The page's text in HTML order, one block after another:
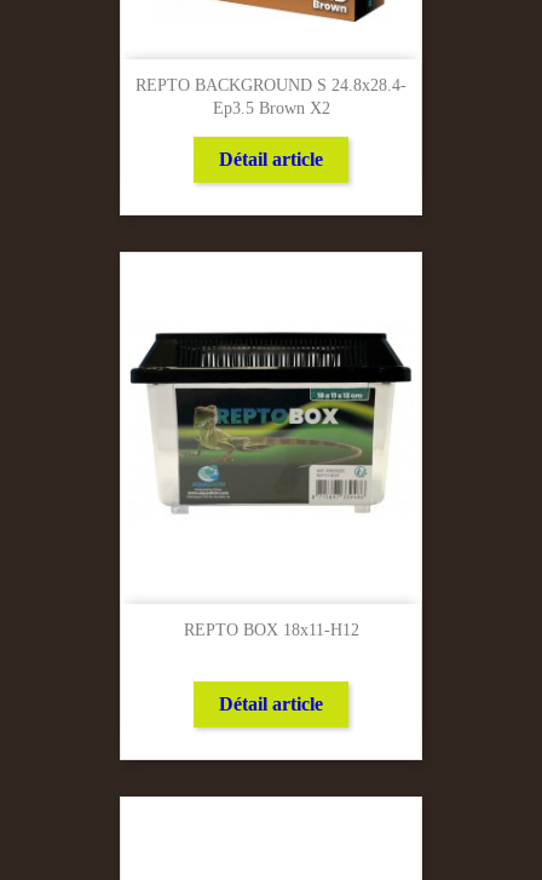
REPTO BACKGROUND S 24.8x28.4-
Ep3.5 Brown X2
Détail article
REPTO BOX 18x11-H12
Détail article